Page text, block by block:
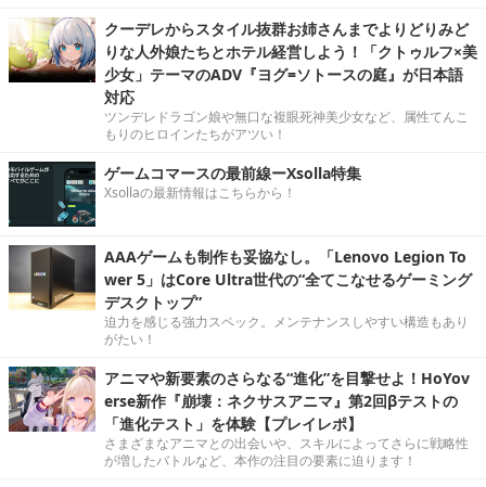
クーデレからスタイル抜群お姉さんまでよりどりみど
りな人外娘たちとホテル経営しよう！「クトゥルフ×美
少女」テーマのADV『ヨグ=ソトースの庭』が日本語
対応
ツンデレドラゴン娘や無口な複眼死神美少女など、属性てんこ
もりのヒロインたちがアツい！
ゲームコマースの最前線ーXsolla特集
Xsollaの最新情報はこちらから！
AAAゲームも制作も妥協なし。「Lenovo Legion To
wer 5」はCore Ultra世代の“全てこなせるゲーミング
デスクトップ”
迫力を感じる強力スペック。メンテナンスしやすい構造もあり
がたい！
アニマや新要素のさらなる“進化”を目撃せよ！HoYov
erse新作『崩壊：ネクサスアニマ』第2回βテストの
「進化テスト」を体験【プレイレポ】
さまざまなアニマとの出会いや、スキルによってさらに戦略性
が増したバトルなど、本作の注目の要素に迫ります！